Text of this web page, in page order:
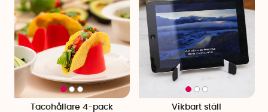
Tacohållare 4-pack Vikbart ställ